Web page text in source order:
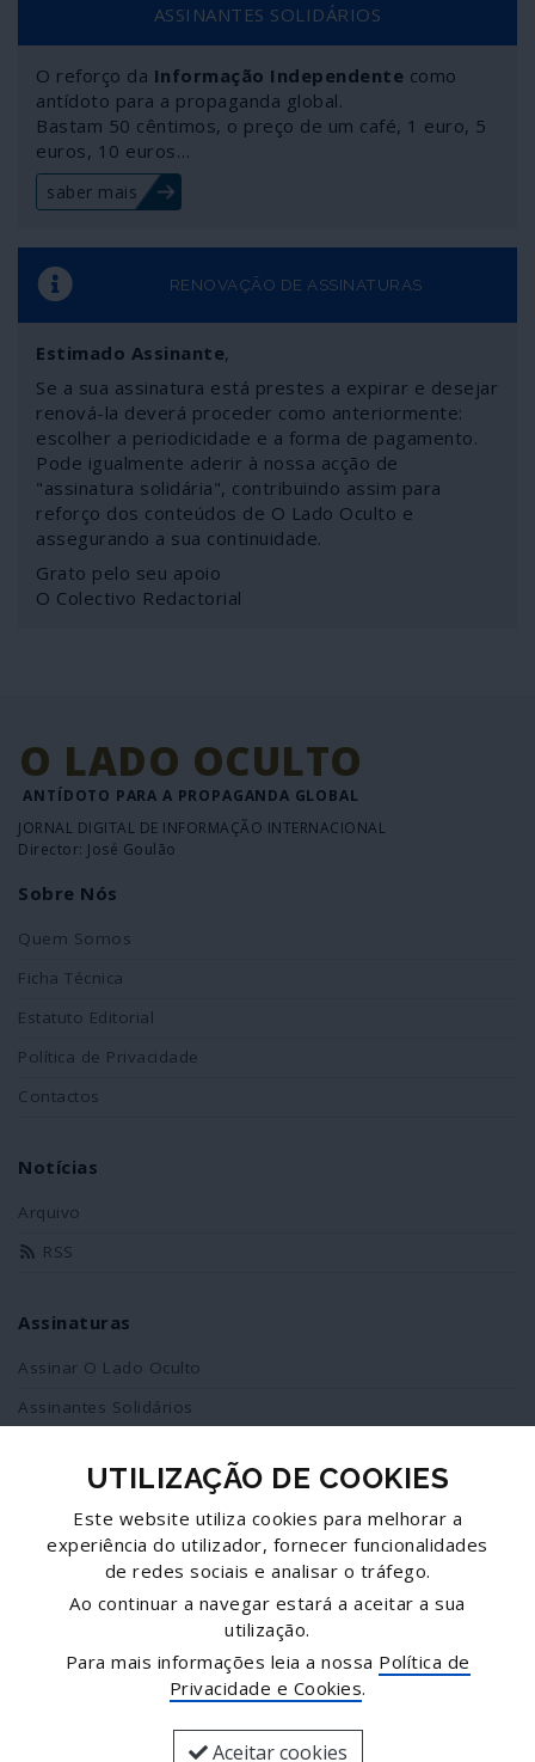
nessa matéria desumana, impondo leis do máximo lucro
contra populações com um máximo de necessidades e
um mínimo de meios. Os casos são ainda mais
flagrantes nos Estados Unidos, ou não fossem a Meca
do capitalismo desenfreado. A história resumida que se
segue centra-se nos fabricantes de um medicamento de
que muito se fala contra a COVID-19, talvez sem razão
para tanto alarido.
ASSINANTES SOLIDÁRIOS
O reforço da Informação Independente como
antídoto para a propaganda global.
Bastam 50 cêntimos, o preço de um café, 1 euro, 5
euros, 10 euros…
saber mais
RENOVAÇÃO DE ASSINATURAS
Estimado Assinante,
Se a sua assinatura está prestes a expirar e desejar
renová-la deverá proceder como anteriormente:
escolher a periodicidade e a forma de pagamento.
Pode igualmente aderir à nossa acção de
"assinatura solidária", contribuindo assim para
reforço dos conteúdos de O Lado Oculto e
assegurando a sua continuidade.
Grato pelo seu apoio
O Colectivo Redactorial
O LADO OCULTO
ANTÍDOTO PARA A PROPAGANDA GLOBAL
JORNAL DIGITAL DE INFORMAÇÃO INTERNACIONAL
Director: José Goulão
Sobre Nós
Quem Somos
Ficha Técnica
Estatuto Editorial
Política de Privacidade
Contactos
Notícias
Arquivo
RSS
Assinaturas
Assinar O Lado Oculto
Assinantes Solidários
Redes Sociais
Siga-nos no facebook
Twitter
UTILIZAÇÃO DE COOKIES
Este website utiliza cookies para melhorar a
experiência do utilizador, fornecer funcionalidades
de redes sociais e analisar o tráfego.
Ao continuar a navegar estará a aceitar a sua
utilização.
Para mais informações leia a nossa Política de
Privacidade e Cookies.
Aceitar cookies